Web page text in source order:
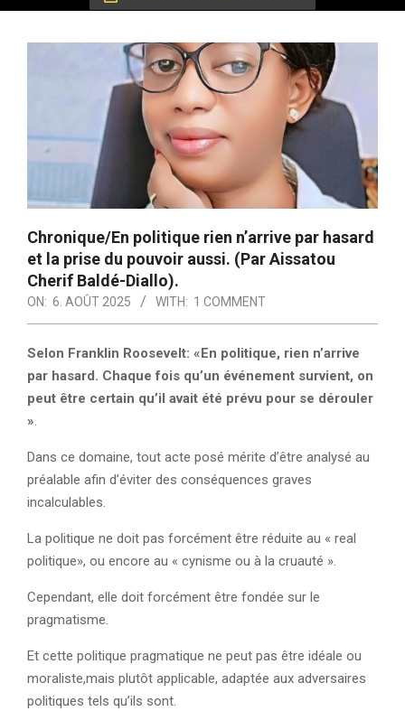
Chronique/En politique rien n’arrive par hasard
et la prise du pouvoir aussi. (Par Aissatou
Cherif Baldé-Diallo).
ON: 6. AOÛT 2025 WITH: 1 COMMENT
Selon Franklin Roosevelt: «En politique, rien n’arrive
par hasard. Chaque fois qu’un événement survient, on
peut être certain qu’il avait été prévu pour se dérouler
».
Dans ce domaine, tout acte posé mérite d’être analysé au
préalable afin d’éviter des conséquences graves
incalculables.
La politique ne doit pas forcément être réduite au « real
politique», ou encore au « cynisme ou à la cruauté ».
Cependant, elle doit forcément être fondée sur le
pragmatisme.
Et cette politique pragmatique ne peut pas être idéale ou
moraliste,mais plutôt applicable, adaptée aux adversaires
politiques tels qu’ils sont.